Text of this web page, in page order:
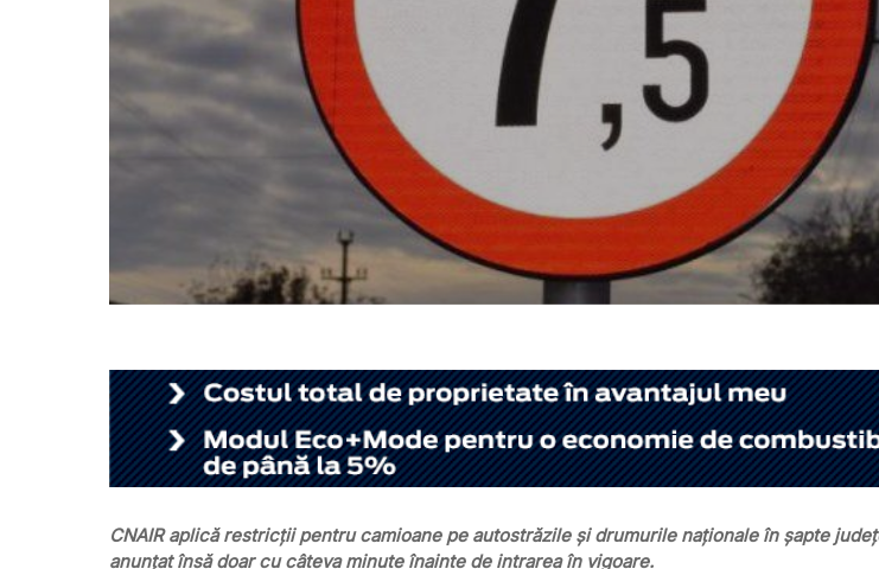
CNAIR aplică restricții pentru camioane pe autostrăzile și drumurile naționale în șapte
anunțat însă doar cu câteva minute înainte de intrarea în vigoare.